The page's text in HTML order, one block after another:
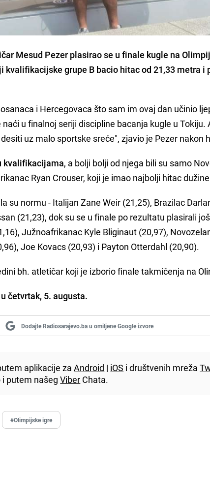
Mesud Pezer plasirao se u finale kugle na
kvalifikacijske grupe B bacio hitac od 21,33 metra i
i Hercegovaca što sam im ovaj dan učinio
u finalnoj seriji discipline bacanja kugle u Tokiju.
uz malo sportske sreće", zjavio je Pezer nakon
kvalifikacijama, a bolji bolji od njega bili su samo
Ryan Crouser, koji je imao najbolji hitac
su normu - Italijan Zane Weir (21,25), Brazilac
(21,23), dok su se u finale po rezultatu plasirali
Južnoafrikanac Kyle Bliginaut (20,97),
Joe Kovacs (20,93) i Payton Otterdahl (20,90).
bh. atletičar koji je izborio finale takmičenja na
četvrtak, 5. augusta.
Dodajte Radiosarajevo.ba u omiljene Google izvore
aplikacije zaAndroid | iOS i društvenih mreža
i putem našegViber Chata.
#Olimpijske igre